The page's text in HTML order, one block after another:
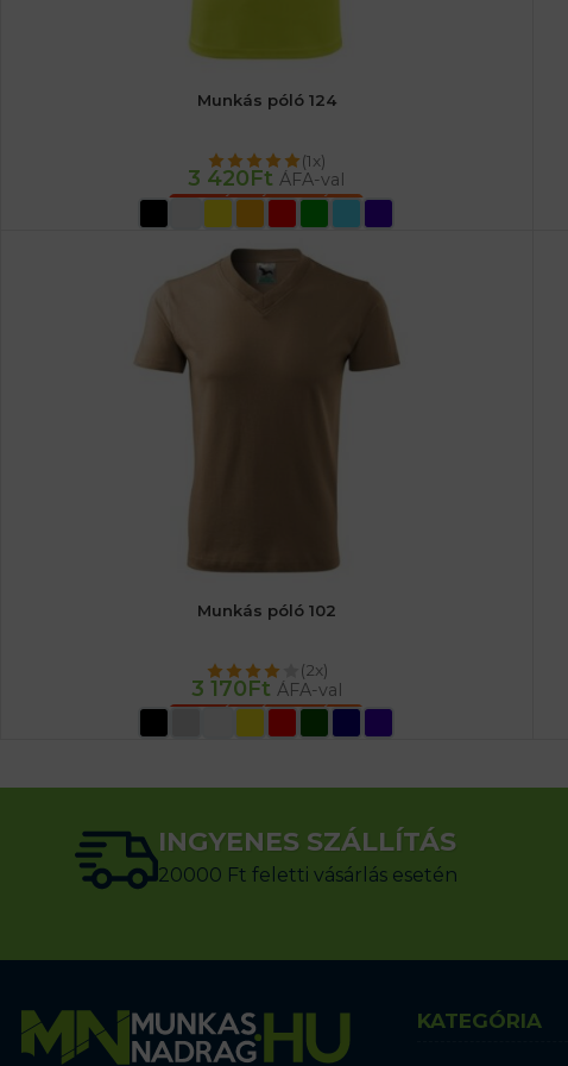
Munkás póló 124
(1x)
3 420Ft ÁFA-val
OPCIÓK VÁLASZTÁSA
Munkás póló 102
(2x)
3 170Ft ÁFA-val
OPCIÓK VÁLASZTÁSA
INGYENES SZÁLLÍTÁS
20000 Ft feletti vásárlás esetén
KATEGÓRIA